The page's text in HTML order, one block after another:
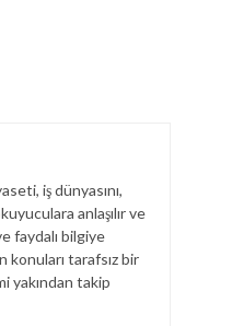
iş dünyasını,
anlaşılır ve
faydalı bilgiye
konuları tarafsız bir
yakından takip